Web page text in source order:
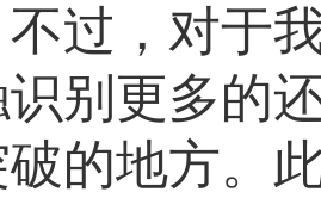
，对于我
别更多的
的地方。